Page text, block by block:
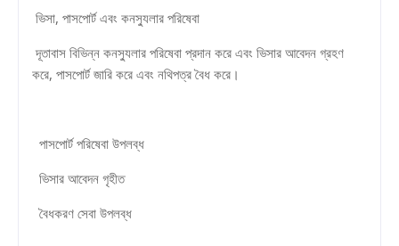
ভিসা, পাসপোর্ট এবং কনস্যুলার পরিষেবা
দূতাবাস বিভিন্ন কনস্যুলার পরিষেবা প্রদান করে এবং ভিসার আবেদন গ্রহণ
করে, পাসপোর্ট জারি করে এবং নথিপত্র বৈধ করে।
পাসপোর্ট পরিষেবা উপলব্ধ
ভিসার আবেদন গৃহীত
বৈধকরণ সেবা উপলব্ধ